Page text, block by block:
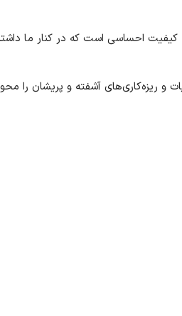
کیفیت احساسی است که در کنار ما
و ریزه‌کاری‌های آشفته و پریشان را